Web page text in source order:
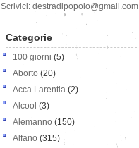
Scrivici: destradipopolo@gmail.com
Categorie
100 giorni (5)
Aborto (20)
Acca Larentia (2)
Alcool (3)
Alemanno (150)
Alfano (315)